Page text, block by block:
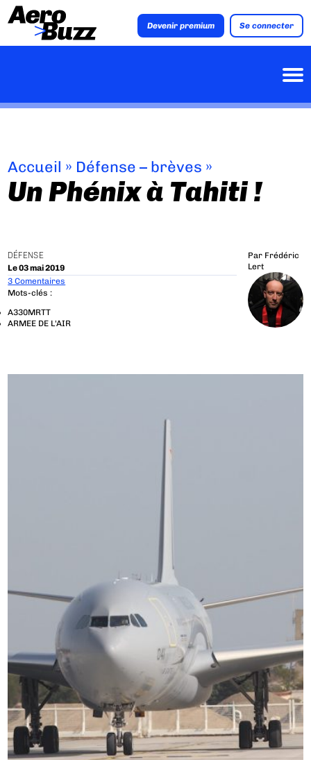
Devenir premium Se connecter
Accueil » Défense – brèves »
Un Phénix à Tahiti !
DÉFENSE
Le 03 mai 2019
Par Frédéric
Lert
3 Comentaires
Mots-clés :
A330MRTT
ARMEE DE L'AIR